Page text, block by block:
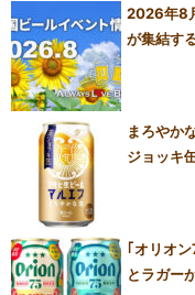
2026年8
が集結す
まろやか
ジョッキ
｢オリオ
とラガー